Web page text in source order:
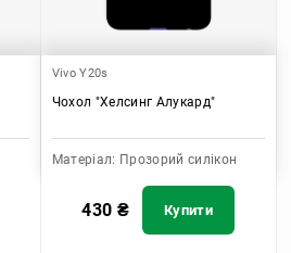
Vivo Y20s
Чохол "Хелсинг Алукард"
Матеріал: Прозорий силікон
430 ₴ Купити